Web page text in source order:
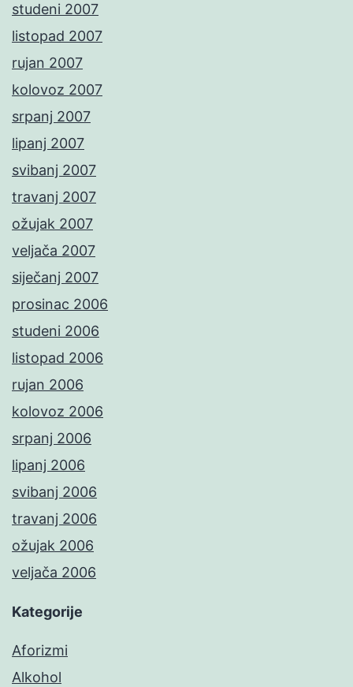
studeni 2007
listopad 2007
rujan 2007
kolovoz 2007
srpanj 2007
lipanj 2007
svibanj 2007
travanj 2007
ožujak 2007
veljača 2007
siječanj 2007
prosinac 2006
studeni 2006
listopad 2006
rujan 2006
kolovoz 2006
srpanj 2006
lipanj 2006
svibanj 2006
travanj 2006
ožujak 2006
veljača 2006
Kategorije
Aforizmi
Alkohol